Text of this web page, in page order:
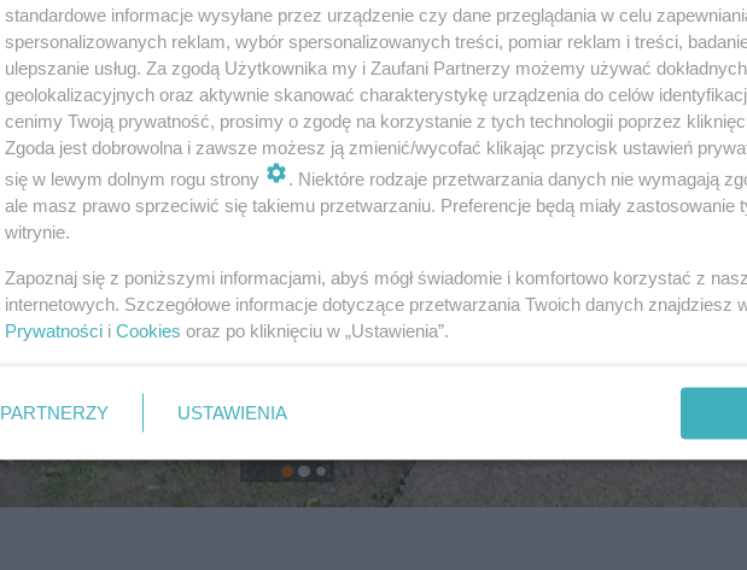
standardowe informacje wysyłane przez urządzenie czy dane przeglądania w celu
spersonalizowanych reklam, wybór spersonalizowanych treści, pomiar reklam i treści,
ulepszanie usług. Za zgodą Użytkownika my i Zaufani Partnerzy możemy używać
geolokalizacyjnych oraz aktywnie skanować charakterystykę urządzenia do celów
cenimy Twoją prywatność, prosimy o zgodę na korzystanie z tych technologii poprzez
Zgoda jest dobrowolna i zawsze możesz ją zmienić/wycofać klikając przycisk ustawień
się w lewym dolnym rogu strony
. Niektóre rodzaje przetwarzania danych nie wymagają
ale masz prawo sprzeciwić się takiemu przetwarzaniu. Preferencje będą miały zastosowanie
witrynie.
Zapoznaj się z poniższymi informacjami, abyś mógł świadomie i komfortowo korzystać z
internetowych. Szczegółowe informacje dotyczące przetwarzania Twoich danych znajdziesz
Prywatności i Cookies oraz po kliknięciu w „Ustawienia”.
PARTNERZY USTAWIENIA